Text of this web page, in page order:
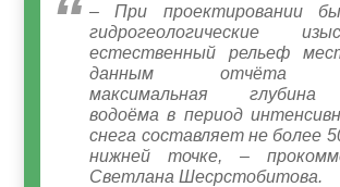
– При проектировании
гидрогеологические
естественный рельеф
данным отчёта
максимальная глубина
водоёма в период
снега составляет не более
нижней точке, –
Светлана Шесрстобитова.